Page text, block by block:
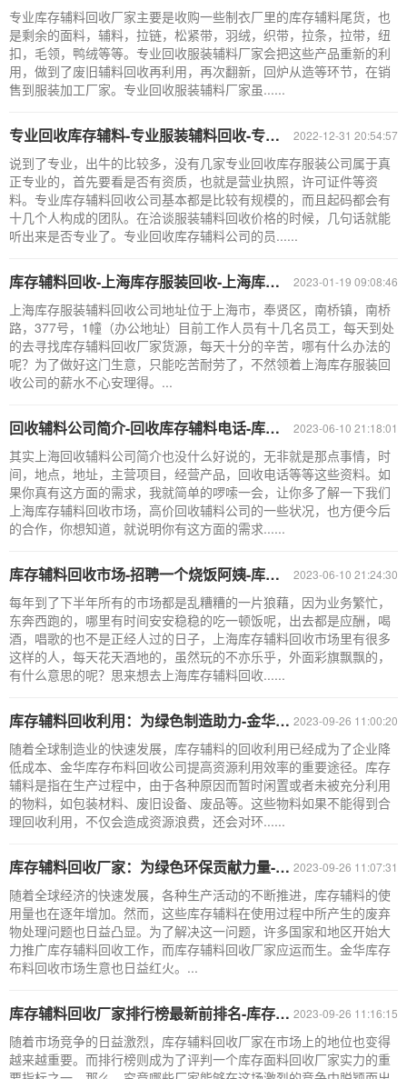
专业库存辅料回收厂家主要是收购一些制衣厂里的库存辅料尾货，也
是剩余的面料，辅料，拉链，松紧带，羽绒，织带，拉条，拉带，纽
扣，毛领，鸭绒等等。专业回收服装辅料厂家会把这些产品重新的利
用，做到了废旧辅料回收再利用，再次翻新，回炉从造等环节，在销
售到服装加工厂家。专业回收服装辅料厂家虽......
2022-12-31 20:54:57
专业回收库存辅料-专业服装辅料回收-专业库存辅料回收公司
说到了专业，出牛的比较多，没有几家专业回收库存服装公司属于真
正专业的，首先要看是否有资质，也就是营业执照，许可证件等资
料。专业库存辅料回收公司基本都是比较有规模的，而且起码都会有
十几个人构成的团队。在洽谈服装辅料回收价格的时候，几句话就能
听出来是否专业了。专业回收库存辅料公司的员......
2023-01-19 09:08:46
库存辅料回收-上海库存服装回收-上海库存服装辅料回收公司
上海库存服装辅料回收公司地址位于上海市，奉贤区，南桥镇，南桥
路，377号，1幢（办公地址）目前工作人员有十几名员工，每天到处
的去寻找库存辅料回收厂家货源，每天十分的辛苦，哪有什么办法的
呢？为了做好这门生意，只能吃苦耐劳了，不然领着上海库存服装回
收公司的薪水不心安理得。...
2023-06-10 21:18:01
回收辅料公司简介-回收库存辅料电话-库存辅料回收市场
其实上海回收辅料公司简介也没什么好说的，无非就是那点事情，时
间，地点，地址，主营项目，经营产品，回收电话等等这些资料。如
果你真有这方面的需求，我就简单的啰嗦一会，让你多了解一下我们
上海库存辅料回收市场，高价回收辅料公司的一些状况，也方便今后
的合作，你想知道，就说明你有这方面的需求......
2023-06-10 21:24:30
库存辅料回收市场-招聘一个烧饭阿姨-库存辅料回收公司
每年到了下半年所有的市场都是乱糟糟的一片狼藉，因为业务繁忙，
东奔西跑的，哪里有时间安安稳稳的吃一顿饭呢，出去都是应酬，喝
酒，唱歌的也不是正经人过的日子，上海库存辅料回收市场里有很多
这样的人，每天花天酒地的，虽然玩的不亦乐乎，外面彩旗飘飘的，
有什么意思的呢？思来想去上海库存辅料回收......
2023-09-26 11:00:20
库存辅料回收利用：为绿色制造助力-金华库存布料回收公司
随着全球制造业的快速发展，库存辅料的回收利用已经成为了企业降
低成本、金华库存布料回收公司提高资源利用效率的重要途径。库存
辅料是指在生产过程中，由于各种原因而暂时闲置或者未被充分利用
的物料，如包装材料、废旧设备、废品等。这些物料如果不能得到合
理回收利用，不仅会造成资源浪费，还会对环......
2023-09-26 11:07:31
库存辅料回收厂家：为绿色环保贡献力量-金华库存布料回收市场
随着全球经济的快速发展，各种生产活动的不断推进，库存辅料的使
用量也在逐年增加。然而，这些库存辅料在使用过程中所产生的废弃
物处理问题也日益凸显。为了解决这一问题，许多国家和地区开始大
力推广库存辅料回收工作，而库存辅料回收厂家应运而生。金华库存
布料回收市场生意也日益红火。...
2023-09-26 11:16:15
库存辅料回收厂家排行榜最新前排名-库存面料回收市场
随着市场竞争的日益激烈，库存辅料回收厂家在市场上的地位也变得
越来越重要。而排行榜则成为了评判一个库存面料回收厂家实力的重